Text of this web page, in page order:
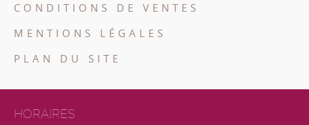
CONDITIONS DE VENTES
MENTIONS LÉGALES
PLAN DU SITE
HORAIRES